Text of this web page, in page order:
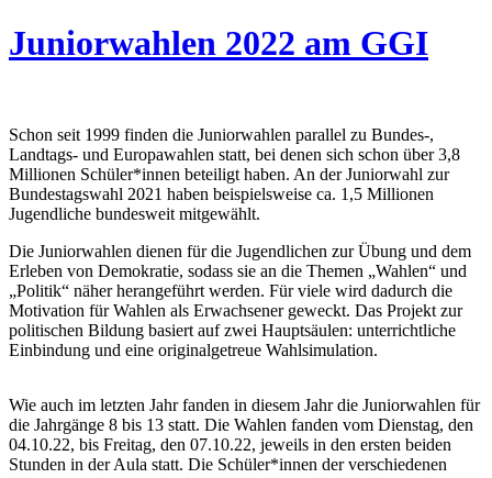
Juniorwahlen 2022 am GGI
Schon seit 1999 finden die Juniorwahlen parallel zu Bundes-,
Landtags- und Europawahlen statt, bei denen sich schon über 3,8
Millionen Schüler*innen beteiligt haben. An der Juniorwahl zur
Bundestagswahl 2021 haben beispielsweise ca. 1,5 Millionen
Jugendliche bundesweit mitgewählt.
Die Juniorwahlen dienen für die Jugendlichen zur Übung und dem
Erleben von Demokratie, sodass sie an die Themen „Wahlen“ und
„Politik“ näher herangeführt werden. Für viele wird dadurch die
Motivation für Wahlen als Erwachsener geweckt. Das Projekt zur
politischen Bildung basiert auf zwei Hauptsäulen: unterrichtliche
Einbindung und eine originalgetreue Wahlsimulation.
Wie auch im letzten Jahr fanden in diesem Jahr die Juniorwahlen für
die Jahrgänge 8 bis 13 statt. Die Wahlen fanden vom Dienstag, den
04.10.22, bis Freitag, den 07.10.22, jeweils in den ersten beiden
Stunden in der Aula statt. Die Schüler*innen der verschiedenen